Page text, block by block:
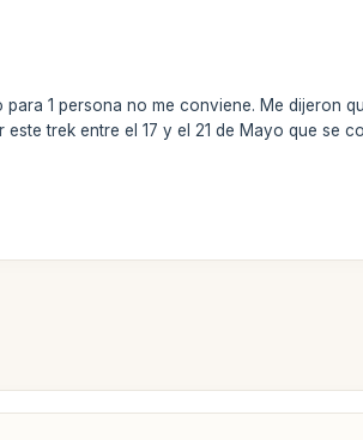
1 persona no me conviene. Me dijeron
trek entre el 17 y el 21 de Mayo que se